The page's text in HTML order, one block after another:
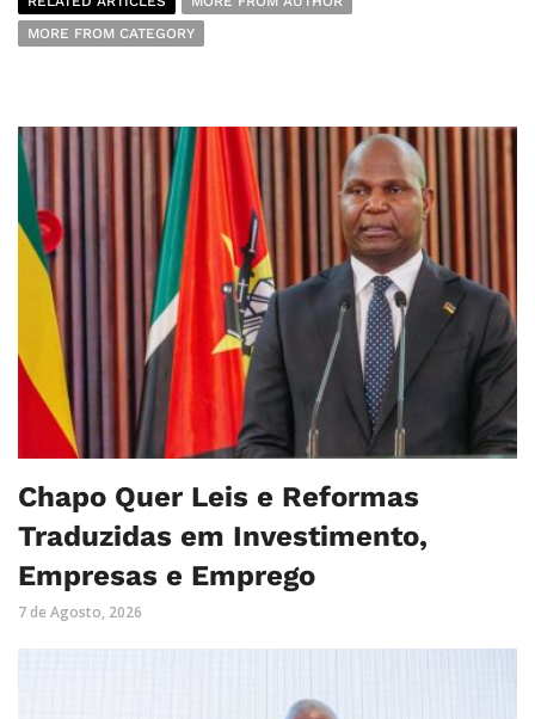
MORE FROM CATEGORY
Chapo Quer Leis e Reformas
Traduzidas em Investimento,
Empresas e Emprego
7 de Agosto, 2026